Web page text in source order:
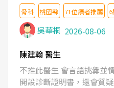
骨科 桃園縣 71位讀者推薦
吳華桐 2026-08-06
陳建翰 醫生
不推此醫生 會言語挑釁並
開設診斷證明書，還會質